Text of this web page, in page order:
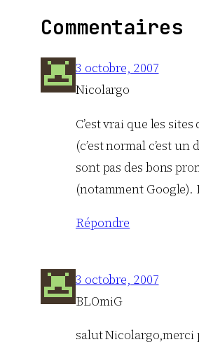
Commentaires
3 octobre, 2007
Nicolargo
C’est vrai que les
(c’est normal c’est
sont pas des bons
(notamment Google).
Répondre
3 octobre, 2007
BLOmiG
salut Nicolargo,merci